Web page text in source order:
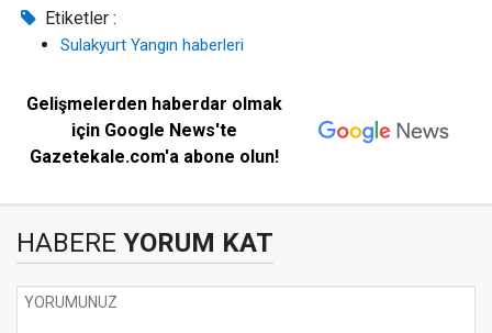
Etiketler :
Sulakyurt Yangın haberleri
Gelişmelerden haberdar olmak
için Google News'te
Gazetekale.com'a abone olun!
HABERE YORUM KAT